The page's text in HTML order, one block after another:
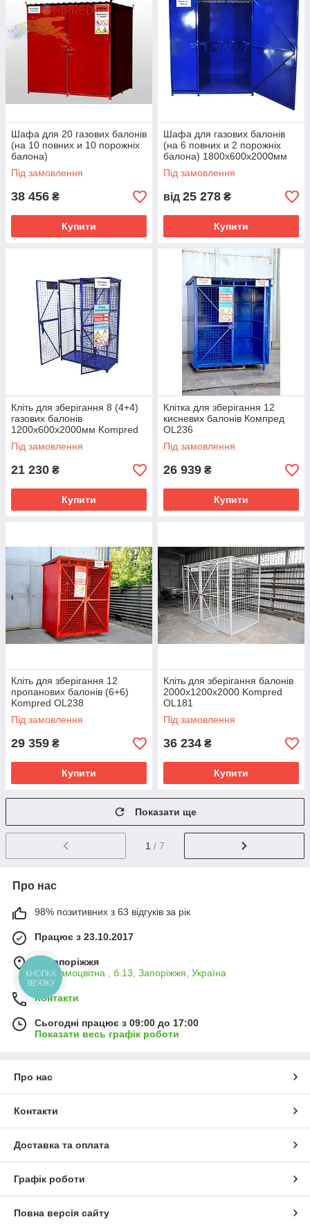
Шафа для 20 газових балонів
(на 10 повних и 10 порожніх
балона)
Під замовлення
38 456 ₴
Купити
Шафа для газових балонів
(на 6 повних и 2 порожніх
балона) 1800х600х2000мм
синій Kompred OL447
Під замовлення
від 25 278 ₴
Купити
Кліть для зберігання 8 (4+4)
газових балонів
1200х600х2000мм Kompred
OL300
Під замовлення
21 230 ₴
Купити
Клітка для зберігання 12
кисневих балонів Компред
OL236
Під замовлення
26 939 ₴
Купити
Кліть для зберігання 12
пропанових балонів (6+6)
Kompred OL238
Під замовлення
29 359 ₴
Купити
Кліть для зберігання балонів
2000х1200х2000 Kompred
OL181
Під замовлення
36 234 ₴
Купити
Показати ще
1 / 7
Про нас
98% позитивних з 63 відгуків за рік
Працює з 23.10.2017
м. Запоріжжя
вул.Самоцвітна , б.13, Запоріжжя, Україна
Контакти
Сьогодні працює з 09:00 до 17:00
Показати весь графік роботи
Про нас
Контакти
Доставка та оплата
Графік роботи
Повна версія сайту
КНОПКА
ЗВ'ЯЗКУ